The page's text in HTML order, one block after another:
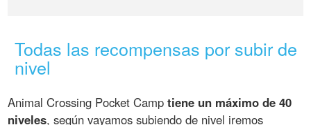
Todas las recompensas por subir de
nivel
Animal Crossing Pocket Camptiene un máximo de 40
niveles, según vayamos subiendo de nivel iremos